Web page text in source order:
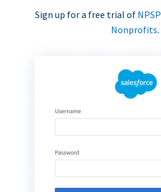
Sign up for a free trial of NPSP
Nonprofits.